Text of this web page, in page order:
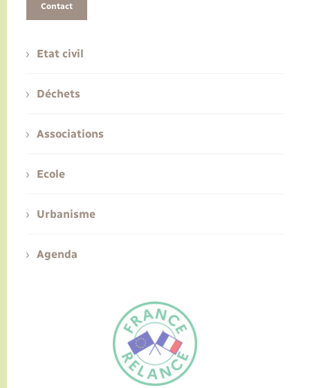
FR
Contact
Etat civil
Déchets
Associations
Ecole
Urbanisme
Agenda